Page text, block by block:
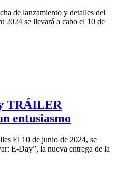
de lanzamiento y detalles del
2024 se llevará a cabo el 10 de
TRÁILER
entusiasmo
El 10 de junio de 2024, se
E-Day”, la nueva entrega de la